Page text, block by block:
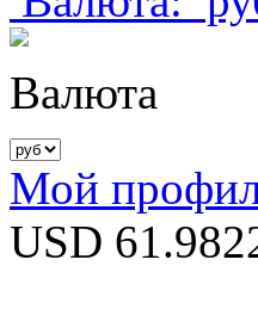
Валюта
Мой
USD